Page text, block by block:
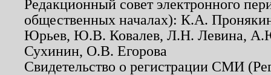
Редакционный совет электронного
общественных началах): К.А.
Юрьев, Ю.В. Ковалев, Л.Н. Левина,
Сухинин, О.В. Егорова
Свидетельство о регистрации СМИ